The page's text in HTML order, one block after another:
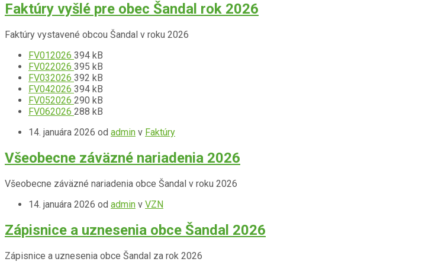
Faktúry vyšlé pre obec Šandal rok 2026
Faktúry vystavené obcou Šandal v roku 2026
PrílohyFV012026 Prípona
súboru:
pdf
Veľkosť
súboru:
394 kB
FV022026 Prípona
súboru:
pdf
Veľkosť
súboru:
395 kB
FV032026 Prípona
súboru:
pdf
Veľkosť
súboru:
392 kB
FV042026 Prípona
súboru:
pdf
Veľkosť
súboru:
394 kB
FV052026 Prípona
súboru:
Veľkosť
súboru:
290 kB
FV062026 Prípona
pdf
Veľkosť
288 kB
14. januára 2026 od admin v Faktúry
Všeobecne záväzné nariadenia 2026
Všeobecne záväzné nariadenia obce Šandal v roku 2026
14. januára 2026 od admin v VZN
Zápisnice a uznesenia obce Šandal 2026
Zápisnice a uznesenia obce Šandal za rok 2026